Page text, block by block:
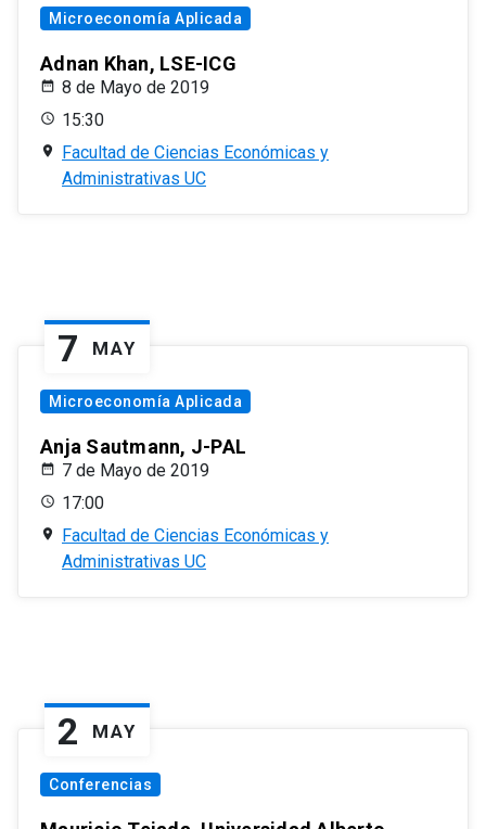
Microeconomía Aplicada
Adnan Khan, LSE-ICG
8 de Mayo de 2019
15:30
Facultad de Ciencias Económicas y
Administrativas UC
7 MAY
Microeconomía Aplicada
Anja Sautmann, J-PAL
7 de Mayo de 2019
17:00
Facultad de Ciencias Económicas y
Administrativas UC
2 MAY
Conferencias